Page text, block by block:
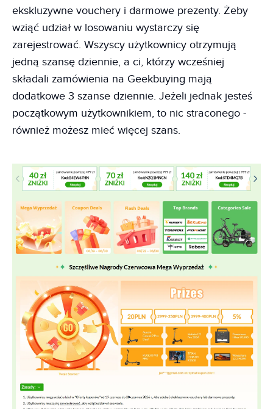
ekskluzywne vouchery i darmowe prezenty. Żeby
wziąć udział w losowaniu wystarczy się
zarejestrować. Wszyscy użytkownicy otrzymują
jedną szansę dziennie, a ci, którzy wcześniej
składali zamówienia na Geekbuying mają
dodatkowe 3 szanse dziennie. Jeżeli jednak jesteś
początkowym użytkownikiem, to nic straconego -
również możesz mieć więcej szans.